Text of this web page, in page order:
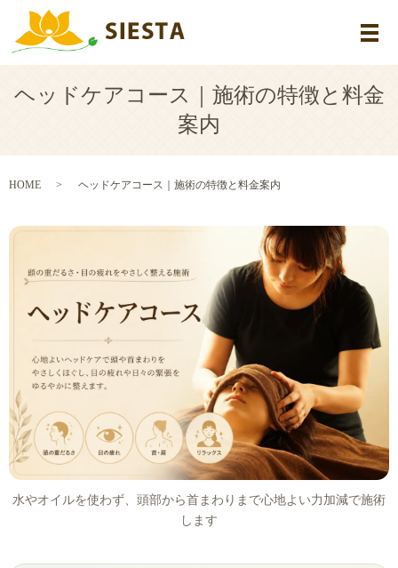
メ
ヘッドケアコース｜施術の特徴と料金
案内
HOME ヘッドケアコース｜施術の特徴と料金案内
水やオイルを使わず、頭部から首まわりまで心地よい力加減で施術
します